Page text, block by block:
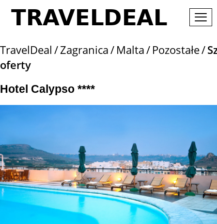
TravelDeal Zagranica Malta Pozostałe
oferty
Hotel Calypso ****